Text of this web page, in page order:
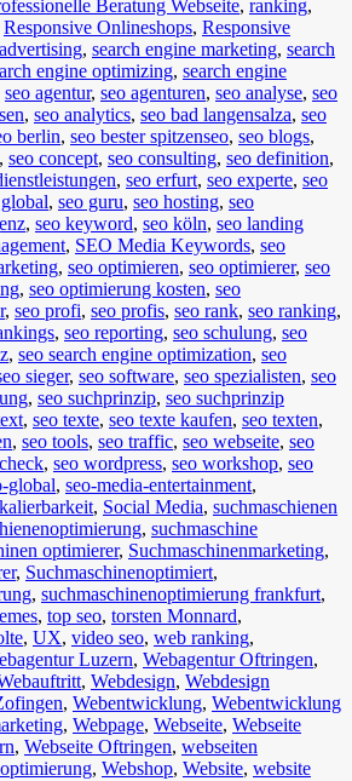
Beratung Webseite, ranking,
Responsive Onlineshops, Responsive
, search engine marketing, search
engine optimizing, search engine
seo agentur, seo agenturen, seo analyse, seo
, seo analytics, seo bad langensalza, seo
berlin, seo bester spitzenseo, seo blogs,
, seo concept, seo consulting, seo definition,
, seo erfurt, seo experte, seo
, seo guru, seo hosting, seo
, seo keyword, seo köln, seo landing
, SEO Media Keywords, seo
, seo optimieren, seo optimierer, seo
, seo optimierung kosten, seo
, seo profi, seo profis, seo rank, seo ranking,
, seo reporting, seo schulung, seo
, seo search engine optimization, seo
sieger, seo software, seo spezialisten, seo
, seo suchprinzip, seo suchprinzip
, seo texte, seo texte kaufen, seo texten,
, seo tools, seo traffic, seo webseite, seo
, seo wordpress, seo workshop, seo
global, seo-media-entertainment,
, Social Media, suchmaschienen
, suchmaschine
optimierer, Suchmaschinenmarketing,
, Suchmaschinenoptimiert,
, suchmaschinenoptimierung frankfurt,
, top seo, torsten Monnard,
, UX, video seo, web ranking,
Luzern, Webagentur Oftringen,
, Webdesign, Webdesign
, Webentwicklung, Webentwicklung
, Webpage, Webseite, Webseite
, Webseite Oftringen, webseiten
, Webshop, Website, website